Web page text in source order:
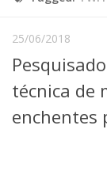
Núcleos e
Telefones e
Pessoas
Graduação
25/06/2018
técnica de
enchentes